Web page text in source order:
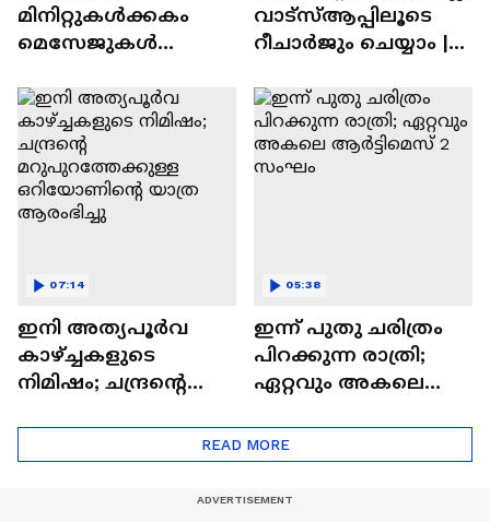
മിനിറ്റുകൾക്കകം
മെസേജുകള്‍
WhatsApp | Tech Talk
വാട്‌സ്‌ആപ്പിലൂടെ
റീചാർജും ചെയ്യാം |
Tech Talk
ഇനി അത്യപൂര്‍വ
കാഴ്ച്ചകളുടെ
നിമിഷം; ചന്ദ്രന്റെ
ഒറിയോണിന്റെ യാത്ര
ആരംഭിച്ചു
07:14
ഇന്ന് പുതു ചരിത്രം
പിറക്കുന്ന രാത്രി;
ഏറ്റവും അകലെ
05:38
READ MORE